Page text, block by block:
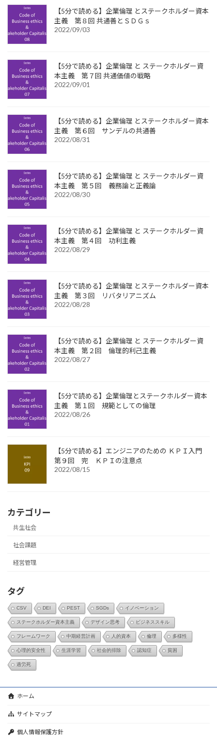
【5分で読める】企業倫理 とステークホルダー資本
主義 第８回 共通善とＳＤＧｓ
2022/09/03
【5分で読める】企業倫理 と ステークホルダー資
本主義 第７回 共通価値の戦略
2022/09/01
【5分で読める】企業倫理 とステークホルダー資本
主義 第６回 サンデルの共通善
2022/08/31
【5分で読める】企業倫理 と ステークホルダー資
本主義 第５回 義務論と正義論
2022/08/30
【5分で読める】企業倫理 と ステークホルダー資
本主義 第４回 功利主義
2022/08/29
【5分で読める】企業倫理 とステークホルダー資本
主義 第３回 リバタリアニズム
2022/08/28
【5分で読める】企業倫理 と ステークホルダー資
本主義 第２回 倫理的利己主義
2022/08/27
【5分で読める】企業倫理とステークホルダー資本
主義 第１回 規範としての倫理
2022/08/26
【5分で読める】エンジニアのための ＫＰＩ入門
第９回 完 ＫＰＩの注意点
2022/08/15
カテゴリー
共生社会
社会課題
経営管理
タグ
CSV DEI PEST SGDs イノベーション
ステークホルダー資本主義 デザイン思考 ビジネススキル
フレームワーク 中期経営計画 人的資本 倫理 多様性
心理的安全性 生涯学習 社会的排除 認知症 貧困
過労死
ホーム
サイトマップ
個人情報保護方針